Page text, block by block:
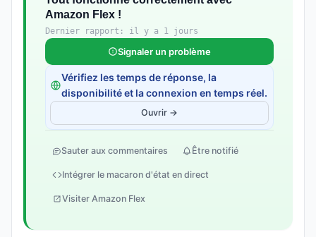
Amazon Flex !
Dernier rapport: il y a 1 jours
Signaler un problème
Vérifiez les temps de réponse, la
disponibilité et la connexion en temps réel.
Ouvrir →
Sauter aux commentaires Être notifié
Intégrer le macaron d'état en direct
Visiter Amazon Flex